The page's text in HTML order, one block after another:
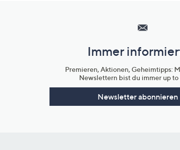
Unternehmensinformationen
Immer
Premieren, Aktionen, Geheimtipps:
Newslettern bist du immer up
Newsletter abonnieren